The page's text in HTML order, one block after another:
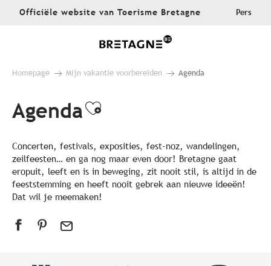
AllerOfficiële website van Toerisme Bretagne Pers
Homepage Mijn vakantie voorbereiden Agenda
AgendaAjouter aux favoris
Concerten, festivals, exposities, fest-noz, wandelingen,
zeilfeesten… en ga nog maar even door! Bretagne gaat
eropuit, leeft en is in beweging, zit nooit stil, is altijd in de
feeststemming en heeft nooit gebrek aan nieuwe ideeën!
Dat wil je meemaken!